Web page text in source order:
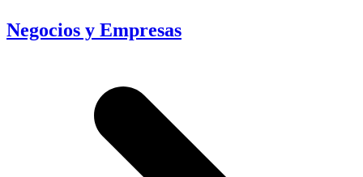
Negocios y Empresas